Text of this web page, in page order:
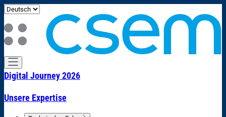
Digital Journey 2026
Unsere Expertise